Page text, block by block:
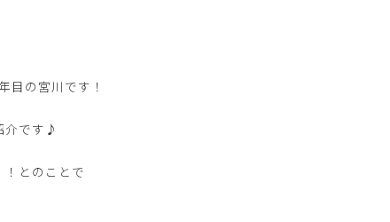
目の宮川です！
介です♪
とのことで